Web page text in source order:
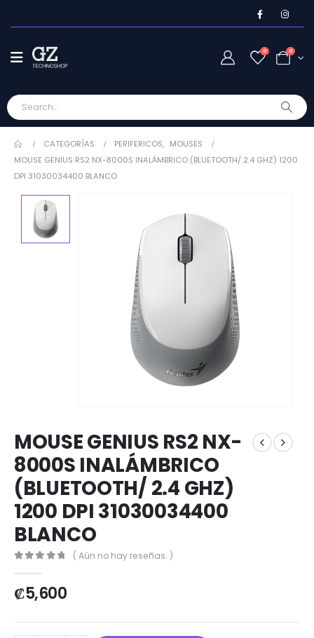
0 0
CATEGORÍAS PERIFERICOS, MOUSES
MOUSE GENIUS RS2 NX-8000S INALÁMBRICO (BLUETOOTH/ 2.4 GHZ) 1200
DPI 31030034400 BLANCO
MOUSE GENIUS RS2 NX-
8000S INALÁMBRICO
(BLUETOOTH/ 2.4 GHZ)
1200 DPI 31030034400
BLANCO
( Aún no hay reseñas. )
₡5,600